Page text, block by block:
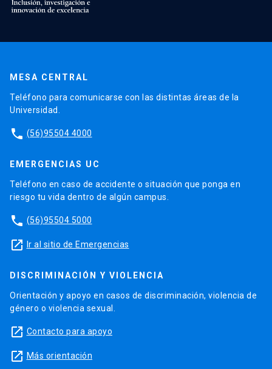
MESA CENTRAL
Teléfono para comunicarse con las distintas áreas de la
Universidad.
phone (56)95504 4000
EMERGENCIAS UC
Teléfono en caso de accidente o situación que ponga en
riesgo tu vida dentro de algún campus.
phone (56)95504 5000
launch Ir al sitio de Emergencias
DISCRIMINACIÓN Y VIOLENCIA
Orientación y apoyo en casos de discriminación, violencia de
género o violencia sexual.
launch Contacto para apoyo
launch Más orientación